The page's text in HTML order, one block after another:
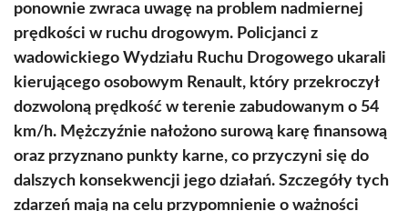
ponownie zwraca uwagę na problem nadmiernej
prędkości w ruchu drogowym. Policjanci z
wadowickiego Wydziału Ruchu Drogowego ukarali
kierującego osobowym Renault, który przekroczył
dozwoloną prędkość w terenie zabudowanym o 54
km/h. Mężczyźnie nałożono surową karę finansową
oraz przyznano punkty karne, co przyczyni się do
dalszych konsekwencji jego działań. Szczegóły tych
zdarzeń mają na celu przypomnienie o ważności